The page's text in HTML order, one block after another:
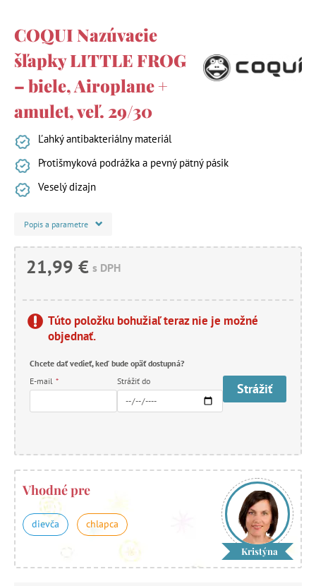
COQUI Nazúvacie
šľapky LITTLE FROG
– biele, Airoplane +
amulet, veľ. 29/30
Ľahký antibakteriálny materiál
Protišmyková podrážka a pevný pätný pásik
Veselý dizajn
Popis a parametre
21,99 € s DPH
Túto položku bohužiaľ teraz nie je možné
objednať.
Chcete dať vedieť, keď bude opäť dostupná?
E-mail * Strážiť do Strážiť
Vhodné pre
dievča chlapca
Kristýna